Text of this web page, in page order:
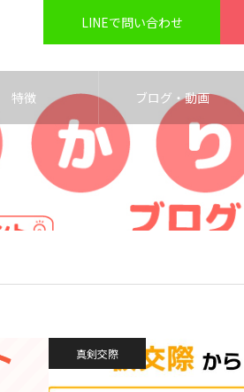
LINEで問い合わせ
特徴 ブログ・動画
真剣交際